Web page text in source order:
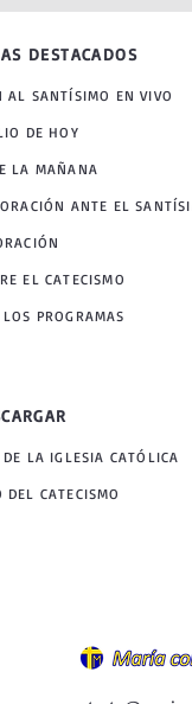
DESTACADOS
AL SANTÍSIMO EN VIVO
DE HOY
LA MAÑANA
ANTE EL
EL CATECISMO
PROGRAMAS
DE LA IGLESIA CATÓLICA
DEL CATECISMO